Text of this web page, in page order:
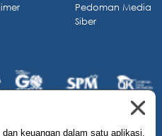
keuangan dalam satu aplikasi.
Pedoman Media
Siber